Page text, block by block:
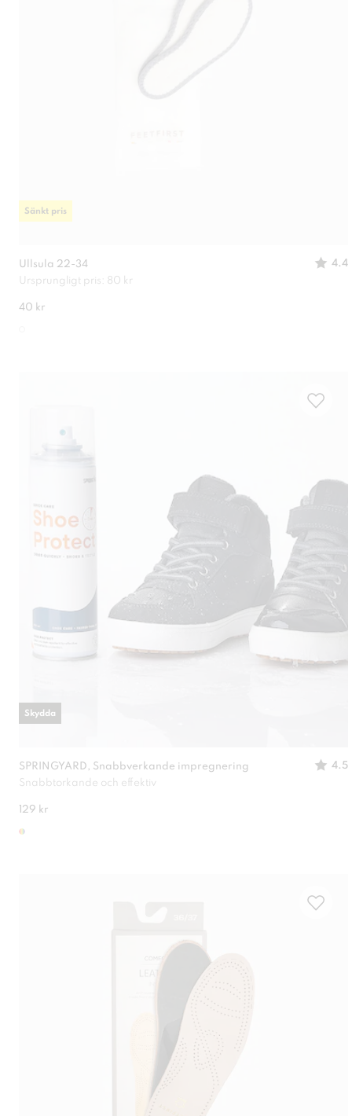
Ullsula 22-34
4.4
Ursprungligt pris: 80 kr
40 kr
Sänkt pris
SPRINGYARD, Snabbverkande impregnering
4.5
Snabbtorkande och effektiv
129 kr
Skydda